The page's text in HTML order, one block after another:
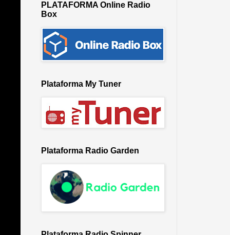
PLATAFORMA Online Radio
Box
Plataforma My Tuner
Plataforma Radio Garden